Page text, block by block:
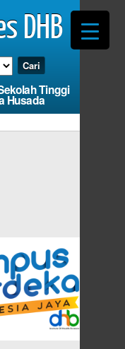
DHB
Tinggi
Husada